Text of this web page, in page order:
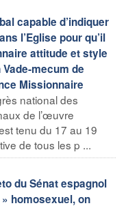
capable d’indiquer
l’Eglise pour qu’il
attitude et style
mecum de
Missionnaire
national des
de l’œuvre
tenu du 17 au 19
de tous les p ...
du Sénat espagnol
homosexuel, on